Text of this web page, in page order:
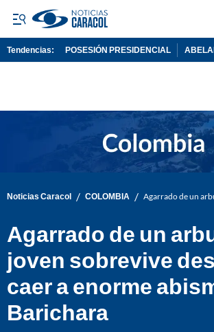
Tendencias: POSESIÓN PRESIDENCIAL
Noticias Caracol / COLOMBIA / Agarrado de un
Agarrado de un
joven sobrevive
caer a enorme
Barichara